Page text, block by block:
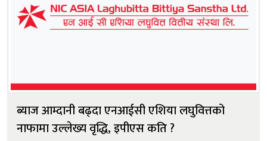
ब्याज आम्दानी बढ्दा एनआईसी एशिया लघुवित्तको
नाफामा उल्लेख्य वृद्धि, इपीएस कति ?